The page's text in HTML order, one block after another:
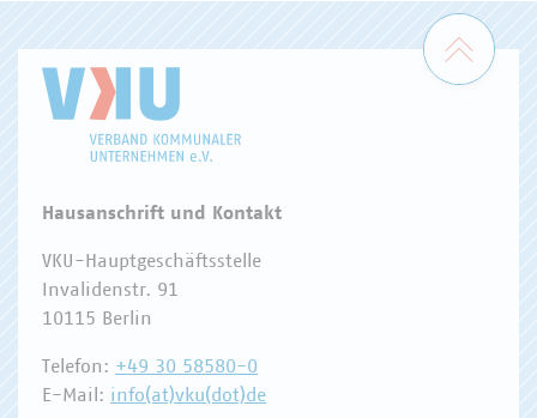
Zum
Hausanschrift und Kontakt
VKU-Hauptgeschäftsstelle
Invalidenstr. 91
10115 Berlin
Telefon: +49 30 58580-0
E-Mail: info(at)vku(dot)de